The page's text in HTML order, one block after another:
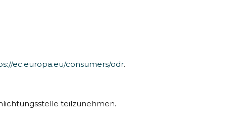
ec.europa.eu/consumers/odr.
teilzunehmen.